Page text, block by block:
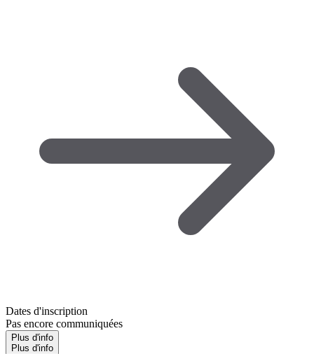
Dates d'inscription
Pas encore communiquées
Plus d'info
Plus d'info